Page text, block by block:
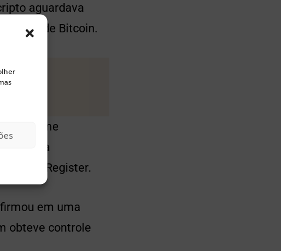
aguardava
ETFs de Bitcoin.
conforme
agência
Register.
em uma
obteve controle